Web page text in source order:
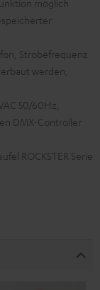
möglich
Strobefrequenz
werden,
50/60Hz,
DMX-Controller
ROCKSTER Serie